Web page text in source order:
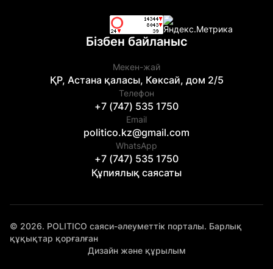
Бізбен байланыс
Мекен-жай
ҚР, Астана қаласы, Көксай, дом 2/5
Телефон
+7 (747) 535 1750
Email
politico.kz@gmail.com
WhatsApp
+7 (747) 535 1750
Құпиялық саясаты
© 2026. POLITICO саяси-әлеуметтік порталы. Барлық
құқықтар қорғалған
Дизайн және құрылым